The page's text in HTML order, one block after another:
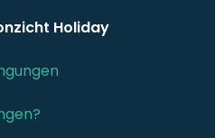
Holiday